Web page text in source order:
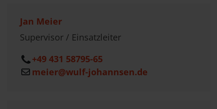
Jan Meier
Supervisor / Einsatzleiter
+49 431 58795-65
meier@wulf-johannsen.de